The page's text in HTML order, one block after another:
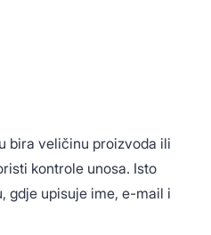
bira veličinu proizvoda ili
kontrole unosa. Isto
gdje upisuje ime, e-mail i